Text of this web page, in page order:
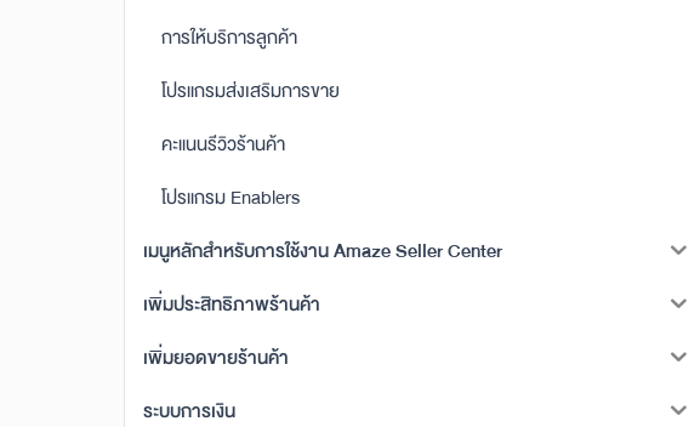
การให้บริการลูกค้า
โปรแกรมส่งเสริมการขาย
คะแนนรีวิวร้านค้า
โปรแกรม Enablers
เมนูหลักสำหรับการใช้งาน Amaze Seller Center
เพิ่มประสิทธิภาพร้านค้า
เพิ่มยอดขายร้านค้า
ระบบการเงิน